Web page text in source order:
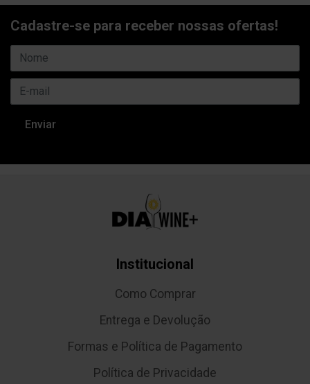
Cadastre-se para receber nossas ofertas!
Institucional
Como Comprar
Entrega e Devolução
Formas e Política de Pagamento
Política de Privacidade